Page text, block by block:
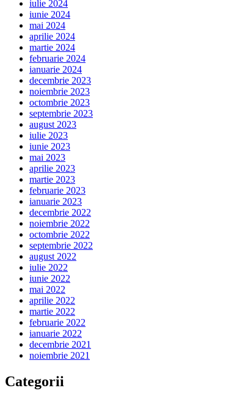
iulie 2024
iunie 2024
mai 2024
aprilie 2024
martie 2024
februarie 2024
ianuarie 2024
decembrie 2023
noiembrie 2023
octombrie 2023
septembrie 2023
august 2023
iulie 2023
iunie 2023
mai 2023
aprilie 2023
martie 2023
februarie 2023
ianuarie 2023
decembrie 2022
noiembrie 2022
octombrie 2022
septembrie 2022
august 2022
iulie 2022
iunie 2022
mai 2022
aprilie 2022
martie 2022
februarie 2022
ianuarie 2022
decembrie 2021
noiembrie 2021
Categorii